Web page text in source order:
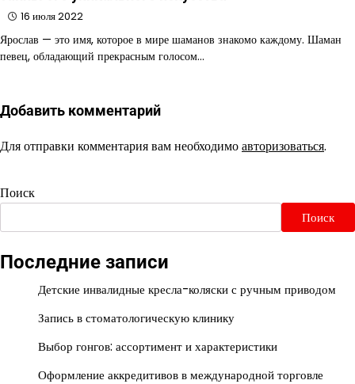
16 июля 2022
Ярослав — это имя, которое в мире шаманов знакомо каждому. Шаман
певец, обладающий прекрасным голосом…
Добавить комментарий
Для отправки комментария вам необходимоавторизоваться.
Поиск
Поиск
Последние записи
Детские инвалидные кресла-коляски с ручным приводом
Запись в стоматологическую клинику
Выбор гонгов: ассортимент и характеристики
Оформление аккредитивов в международной торговле